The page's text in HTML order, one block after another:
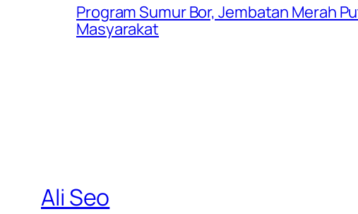
Program Sumur Bor, Jembatan Merah
Masyarakat
Ali Seo